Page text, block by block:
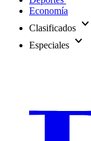
Economía
Clasificados expand_more
Especiales expand_more